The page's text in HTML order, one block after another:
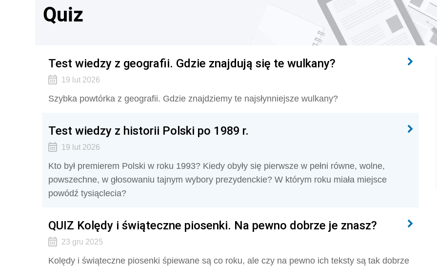
Quiz
Test wiedzy z geografii. Gdzie znajdują się te wulkany?
19 lut 2026
Szybka powtórka z geografii. Gdzie znajdziemy te najsłynniejsze wulkany?
Test wiedzy z historii Polski po 1989 r.
19 lut 2026
Kto był premierem Polski w roku 1993? Kiedy obyły się pierwsze w pełni równe, wolne,
powszechne, w głosowaniu tajnym wybory prezydenckie? W którym roku miała miejsce
powódź tysiąclecia?
QUIZ Kolędy i świąteczne piosenki. Na pewno dobrze je znasz?
23 gru 2025
Kolędy i świąteczne piosenki śpiewane są co roku, ale czy na pewno ich teksty są tak dobrze